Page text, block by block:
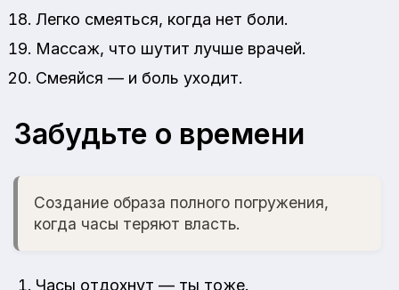
Легко смеяться, когда нет боли.
Массаж, что шутит лучше врачей.
Смеяйся — и боль уходит.
Забудьте о времени
Создание образа полного погружения,
когда часы теряют власть.
Часы отдохнут — ты тоже.